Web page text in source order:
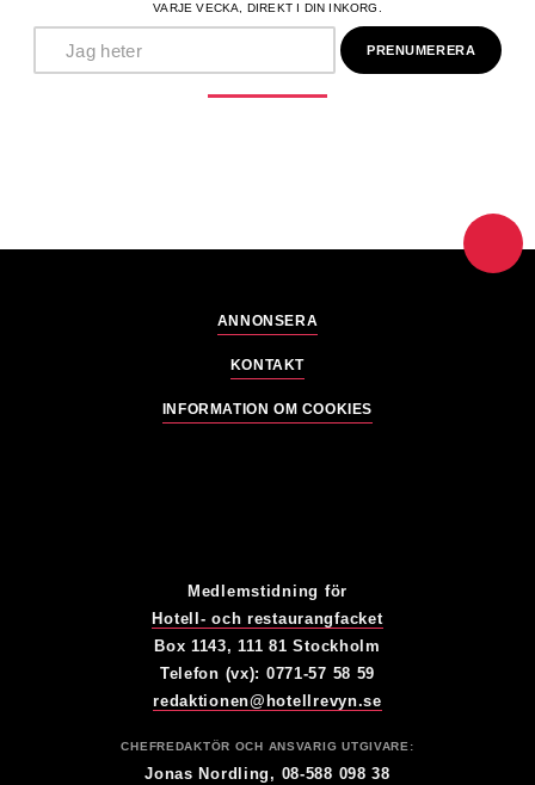
VARJE VECKA, DIREKT I DIN INKORG.
ANNONSERA
KONTAKT
INFORMATION OM COOKIES
Medlemstidning för
Hotell- och restaurangfacket
Box 1143, 111 81 Stockholm
Telefon (vx): 0771-57 58 59
redaktionen@hotellrevyn.se
CHEFREDAKTÖR OCH ANSVARIG UTGIVARE:
Jonas Nordling, 08-588 098 38